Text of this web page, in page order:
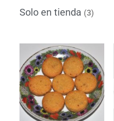
Solo en tienda (3)